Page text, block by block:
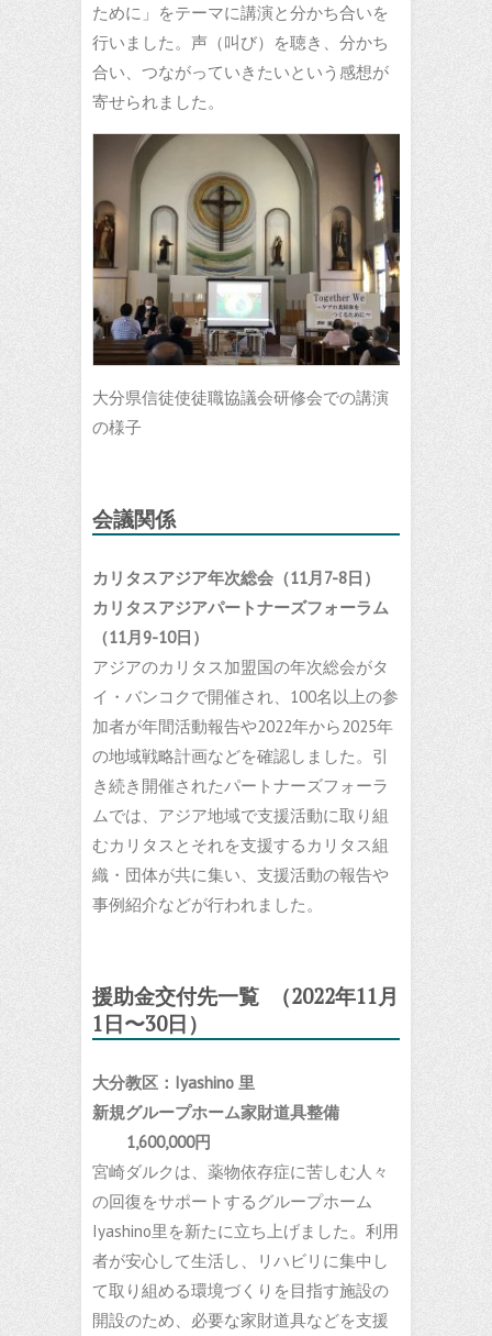
ために」をテーマに講演と分かち合いを
行いました。声（叫び）を聴き、分かち
合い、つながっていきたいという感想が
寄せられました。
大分県信徒使徒職協議会研修会での講演
の様子
会議関係
カリタスアジア年次総会（11月7-8日）
カリタスアジアパートナーズフォーラム
（11月9-10日）
アジアのカリタス加盟国の年次総会がタ
イ・バンコクで開催され、100名以上の参
加者が年間活動報告や2022年から2025年
の地域戦略計画などを確認しました。引
き続き開催されたパートナーズフォーラ
ムでは、アジア地域で支援活動に取り組
むカリタスとそれを支援するカリタス組
織・団体が共に集い、支援活動の報告や
事例紹介などが行われました。
援助金交付先一覧 （2022年11月
1日〜30日）
大分教区：Iyashino 里
新規グループホーム家財道具整備
1,600,000円
宮崎ダルクは、薬物依存症に苦しむ人々
の回復をサポートするグループホーム
Iyashino里を新たに立ち上げました。利用
者が安心して生活し、リハビリに集中し
て取り組める環境づくりを目指す施設の
開設のため、必要な家財道具などを支援